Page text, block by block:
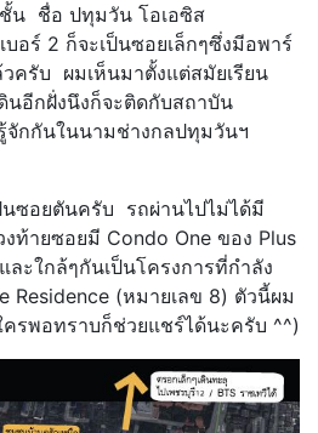
น ชื่อ ปทุมวัน โอเอซิส
บอร์ 2 ก็จะเป็นซอยเล็กๆซึ่งมีอพาร์
ครับ ผมเห็นมาตั้งแต่สมัยเรียน
อีกฝั่งนึงก็จะติดกับสถาบัน
กกันในนามช่างกลปทุมวันฯ
ซอยตันครับ รถผ่านไปไม่ได้มี
ท้ายซอยมี Condo One ของ Plus
ะใกล้ๆกันเป็นโครงการที่กำลัง
Residence (หมายเลข 8) ตัวนี้ผม
รพอทราบก็ช่วยแชร์ได้นะครับ ^^)